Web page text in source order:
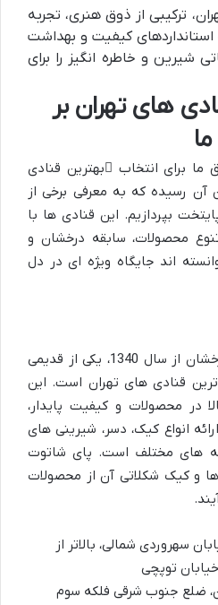
ترکیبی از ذوق هنری، تجربه
استانداردهای کیفیت و بهداشت
شیرین و خاطره انگیز را برای
های تهران بر
ما برای انتخاب
بهترین قنادی
آن رسیده که به معرفی برخی از
بپردازیم. این قنادی ها با
محصولات، سابقه درخشان و
اند جایگاه ویژه ای در دل
قنادی ناتلی با سابقه ای درخشان از سال 1340، یکی از قدیمی
قنادی های تهران است. این
در محصولات و کیفیت پایدار،
انواع کیک، دسر، شیرینی های
های مختلف است. پای شاتوت
و کیک شکلاتی آن از محصولات
سهروردی شمالی، بالاتر از
توپچی
ضلع جنوب شرقی فلکه سوم